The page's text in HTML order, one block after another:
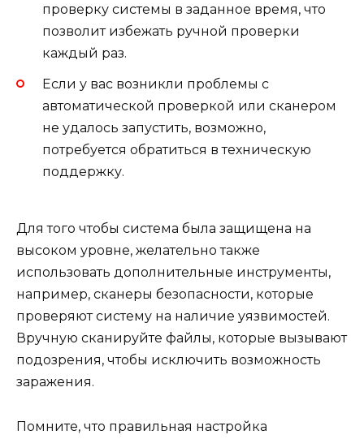
проверку системы в заданное время, что
позволит избежать ручной проверки
каждый раз.
Если у вас возникли проблемы с
автоматической проверкой или сканером
не удалось запустить, возможно,
потребуется обратиться в техническую
поддержку.
Для того чтобы система была защищена на
высоком уровне, желательно также
использовать дополнительные инструменты,
например, сканеры безопасности, которые
проверяют систему на наличие уязвимостей.
Вручную сканируйте файлы, которые вызывают
подозрения, чтобы исключить возможность
заражения.
Помните, что правильная настройка